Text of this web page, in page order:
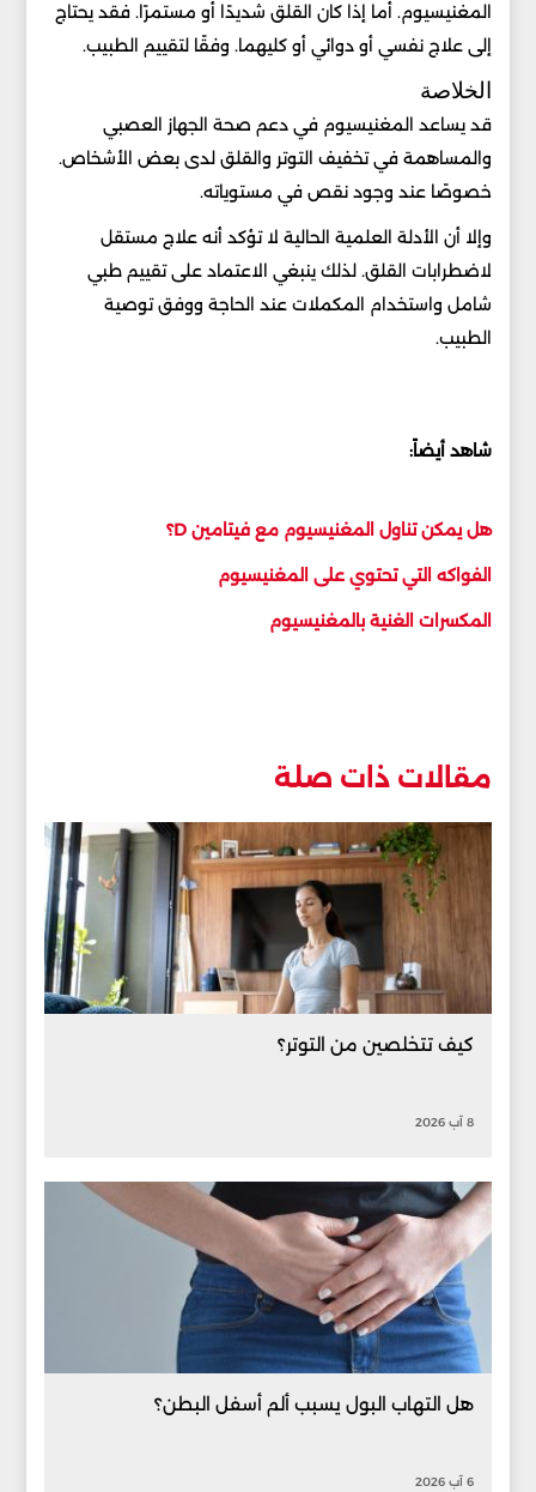
المغنيسيوم. أما إذا كان القلق شديدًا أو مستمرًا. فقد يحتاج
إلى علاج نفسي أو دوائي أو كليهما. وفقًا لتقييم الطبيب.
الخلاصة
قد يساعد المغنيسيوم في دعم صحة الجهاز العصبي
والمساهمة في تخفيف التوتر والقلق لدى بعض الأشخاص.
خصوصًا عند وجود نقص في مستوياته.
وإلا أن الأدلة العلمية الحالية لا تؤكد أنه علاج مستقل
لاضطرابات القلق. لذلك ينبغي الاعتماد على تقييم طبي
شامل واستخدام المكملات عند الحاجة ووفق توصية
الطبيب.
شاهد أيضاً:
هل يمكن تناول المغنيسيوم مع فيتامين D؟
الفواكه التي تحتوي على المغنيسيوم
المكسرات الغنية بالمغنيسيوم
مقالات ذات صلة
كيف تتخلصين من التوتر؟
8 آب 2026
هل التهاب البول يسبب ألم أسفل البطن؟
6 آب 2026